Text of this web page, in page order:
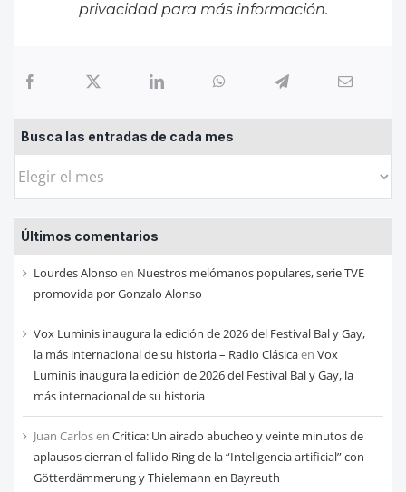
privacidadpara más información.
Busca las entradas de cada mes
Busca
entradas
de
cada
mes
Últimos comentarios
Lourdes Alonso en Nuestros melómanos populares, serie TVE
promovida por Gonzalo Alonso
Vox Luminis inaugura la edición de 2026 del Festival Bal y Gay,
la más internacional de su historia – Radio Clásicaen Vox
Luminis inaugura la edición de 2026 del Festival Bal y Gay, la
más internacional de su historia
Juan Carlosen Critica: Un airado abucheo y veinte minutos de
aplausos cierran el fallido Ring de la “Inteligencia artificial” con
Götterdämmerung y Thielemann en Bayreuth